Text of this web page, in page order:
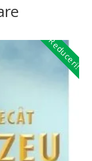
Reduceri!